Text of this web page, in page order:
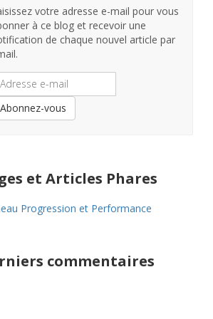
votre adresse e-mail pour vous
à ce blog et recevoir une
de chaque nouvel article par
Abonnez-vous
et Articles Phares
Progression et Performance
commentaires